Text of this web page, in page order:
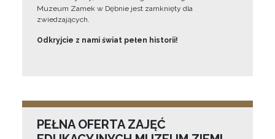
Muzeum Zamek w Dębnie jest zamknięty dla
zwiedzających.
Odkryjcie z nami świat pełen historii!
PEŁNA OFERTA ZAJĘĆ